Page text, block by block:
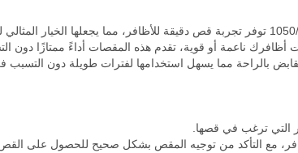
أظافرك ناعمة أو قوية، تقدم هذه المقصات أداءً ممتازًا
بالراحة مما يسهل استخدامها لفترات طويلة دون
التي ترغب في قصها.
مع التأكد من توجيه المقص بشكل صحيح للحصول على القص